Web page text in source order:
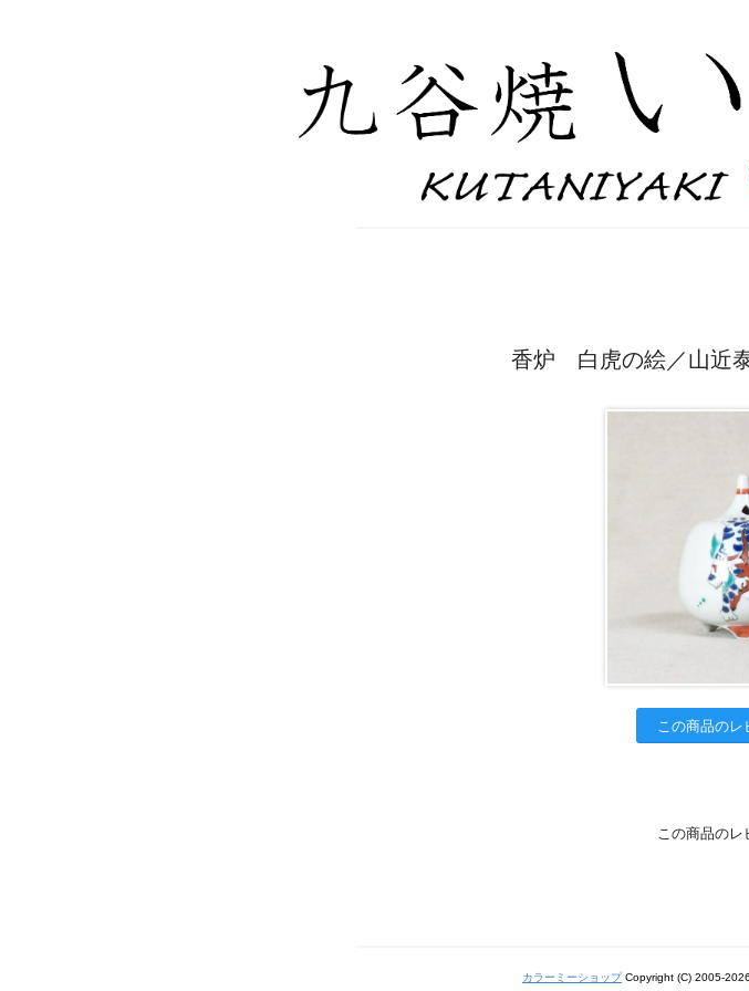
香炉 白虎の絵／山近
この商品の
この商品のレ
カラーミーショップCopyright (C) 2005-2026